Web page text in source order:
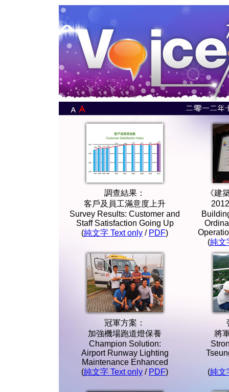
調查結果：
客戶及員工滿意度上升
Survey Results: Customer and
Staff Satisfaction Going Up
(純文字 Text only / PDF)
《建
(純文
冠軍方案：
加強機場跑道燈保養
Champion Solution:
Airport Runway Lighting
Maintenance Enhanced
(純文字 Text only / PDF)
將
(純文